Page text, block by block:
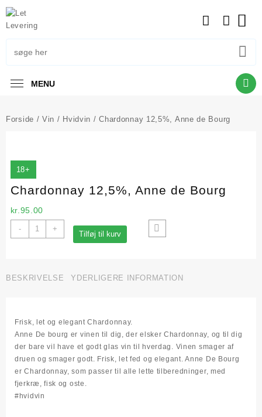
Skip
to
content
MENU
Forside /Vin / Hvidvin / Chardonnay 12,5%, Anne de Bourg
18+
Chardonnay 12,5%, Anne de Bourg
kr. 95.00
-
Chardonnay
12,5%,
Bourg
+
Tilføj til kurv
BESKRIVELSE YDERLIGERE INFORMATION
Frisk, let og elegant Chardonnay.
Anne De bourg er vinen til dig, der elsker Chardonnay, og til dig
der bare vil have et godt glas vin til hverdag. Vinen smager af
druen og smager godt. Frisk, let fed og elegant. Anne De Bourg
er Chardonnay, som passer til alle lette tilberedninger, med
fjerkræ, fisk og oste.
#hvidvin